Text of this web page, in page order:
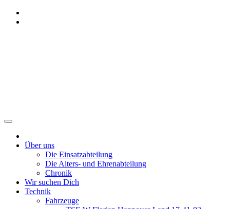
Zum
Inhalt
Über uns
Die Einsatzabteilung
Die Alters- und Ehrenabteilung
Chronik
Wir suchen Dich
Technik
Fahrzeuge